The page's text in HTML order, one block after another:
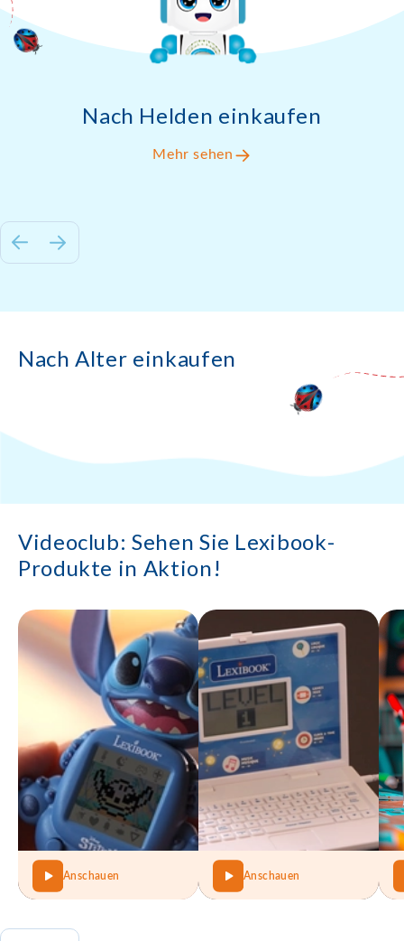
Nach Helden einkaufen
Mehr sehen
Nach Alter einkaufen
Videoclub: Sehen Sie Lexibook-
Produkte in Aktion!
Anschauen Anschauen